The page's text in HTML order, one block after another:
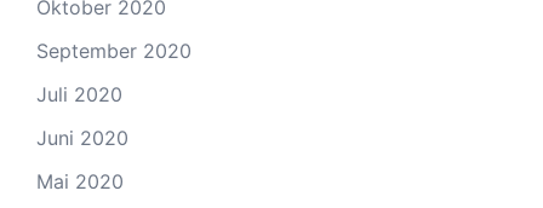
Oktober 2020
September 2020
Juli 2020
Juni 2020
Mai 2020